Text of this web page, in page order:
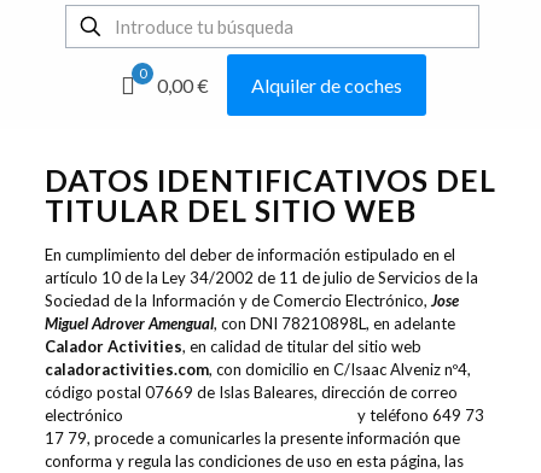
0
0,00 € Alquiler de coches
DATOS IDENTIFICATIVOS DEL
TITULAR DEL SITIO WEB
En cumplimiento del deber de información estipulado en el
artículo 10 de la Ley 34/2002 de 11 de julio de Servicios de la
Sociedad de la Información y de Comercio Electrónico, Jose
Miguel Adrover Amengual, con DNI 78210898L, en adelante
Calador Activities, en calidad de titular del sitio web
caladoractivities.com, con domicilio en C/Isaac Alveniz nº4,
código postal 07669 de Islas Baleares, dirección de correo
electrónico
y teléfono 649 73
17 79, procede a comunicarles la presente información que
conforma y regula las condiciones de uso en esta página, las